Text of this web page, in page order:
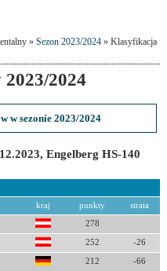
» Sezon 2023/2024» Klasyfikacja
2024
w sezonie 2023/2024
Engelberg HS-140
kraj punkty strata
278
252 -26
212 -66